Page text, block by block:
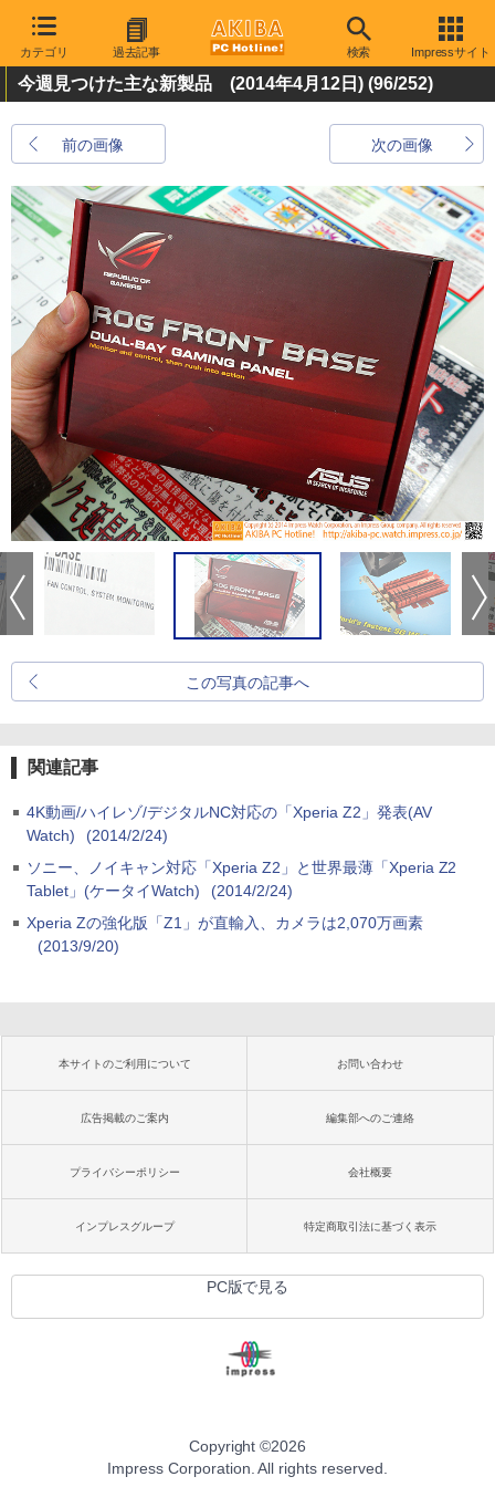
カテゴリ 過去記事 検索 Impressサイト
今週見つけた主な新製品 (2014年4月12日) (96/252)
前の画像 次の画像
この写真の記事へ
関連記事
4K動画/ハイレゾ/デジタルNC対応の「Xperia Z2」発表(AV
Watch)
(2014/2/24)
ソニー、ノイキャン対応「Xperia Z2」と世界最薄「Xperia Z2
Tablet」(ケータイWatch)
(2014/2/24)
Xperia Zの強化版「Z1」が直輸入、カメラは2,070万画素
(2013/9/20)
本サイトのご利用について お問い合わせ
広告掲載のご案内 編集部へのご連絡
プライバシーポリシー 会社概要
インプレスグループ 特定商取引法に基づく表示
PC版で見る
Copyright ©2026
Impress Corporation. All rights reserved.